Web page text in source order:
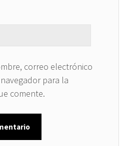
correo electrónico
para la
comente.